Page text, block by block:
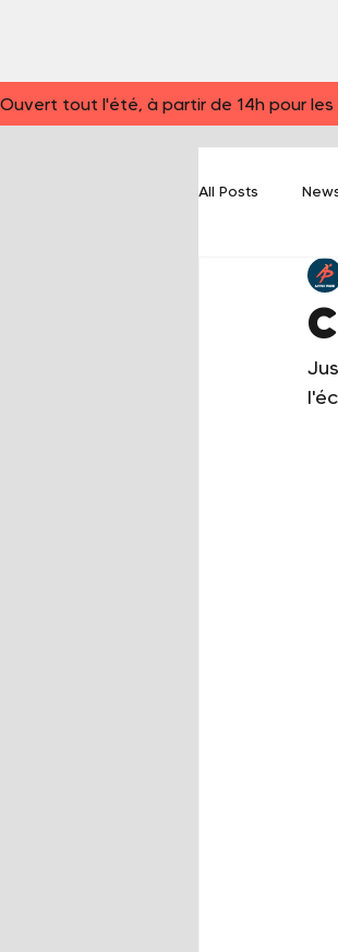
All Posts
Ouvert tout l'été, à partir de 14h pour les